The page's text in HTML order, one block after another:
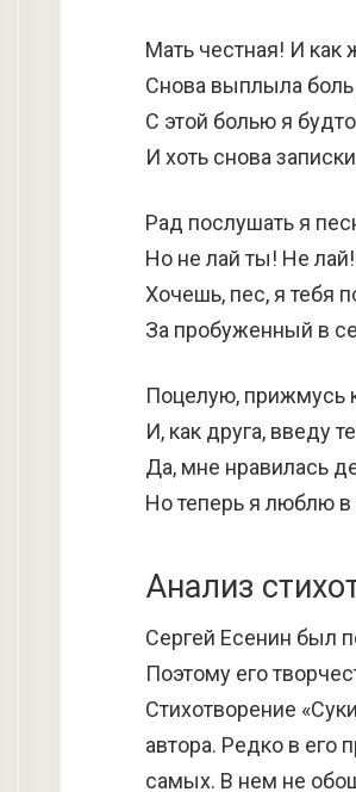
Мать честная! И как
Снова выплыла
С этой болью я
И хоть снова
Рад послушать я
Но не лай ты! Не
Хочешь, пес, я тебя
За пробуженный в
Поцелую, прижмусь
И, как друга, введу
Да, мне нравилась
Но теперь я люблю в
Анализ
Сергей Есенин был
Поэтому его
Стихотворение
автора. Редко в его
самых. В нем не